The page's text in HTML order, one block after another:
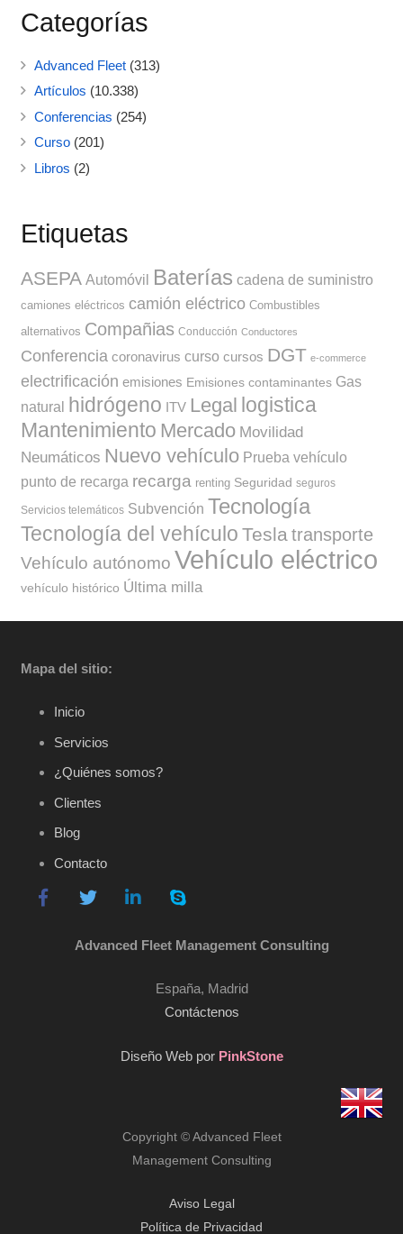
Categorías
Advanced Fleet(313)
Artículos (10.338)
Conferencias (254)
Curso(201)
Libros (2)
Etiquetas
ASEPA Automóvil Baterías cadena de suministro
camiones eléctricos camión eléctrico Combustibles
alternativos Compañias Conducción Conductores
Conferencia coronavirus curso cursos DGT e-commerce
electrificación emisiones Emisiones contaminantes Gas
natural
hidrógeno ITV Legal logistica
Mantenimiento Mercado Movilidad
Neumáticos Nuevo vehículo Prueba vehículo
punto de recarga recarga renting Seguridad seguros
Servicios telemáticos Subvención Tecnología
Tecnología del vehículo Tesla transporte
Vehículo autónomo Vehículo eléctrico
vehículo histórico Última milla
Mapa del sitio:
Inicio
Servicios
¿Quiénes somos?
Clientes
Blog
Contacto
Advanced Fleet Management Consulting
España, Madrid
Contáctenos
Diseño Web por PinkStone
Copyright © Advanced Fleet
Management Consulting
Aviso Legal
Política de Privacidad